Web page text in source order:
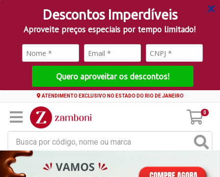
Descontos Imperdíveis
Aproveite preços especiais por tempo limitado!
Quero aproveitar os descontos!
ATENDIMENTO EXCLUSIVO NO ESTADO DO RIO DE JANEIRO
0